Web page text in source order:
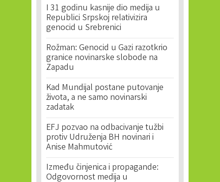
I 31 godinu kasnije dio medija u
Republici Srpskoj relativizira
genocid u Srebrenici
Rožman: Genocid u Gazi razotkrio
granice novinarske slobode na
Zapadu
Kad Mundijal postane putovanje
života, a ne samo novinarski
zadatak
EFJ pozvao na odbacivanje tužbi
protiv Udruženja BH novinari i
Anise Mahmutović
Između činjenica i propagande:
Odgovornost medija u